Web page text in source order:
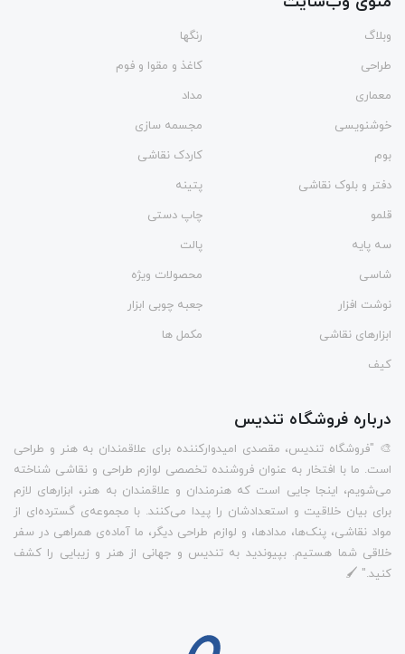
وبلاگ
رنگها
طراحی
کاغذ و مقوا و فوم
معماری
مداد
خوشنویسی
مجسمه سازی
بوم
کاردک نقاشی
دفتر و بلوک نقاشی
پتینه
قلمو
چاپ دستی
سه پایه
پالت
شاسی
محصولات ویژه
نوشت افزار
جعبه چوبی ابزار
ابزارهای نقاشی
مکمل ها
کیف
درباره فروشگاه تندیس
🎨 "فروشگاه تندیس، مقصدی امیدوارکننده برای علاقمندان به هنر و طراحی
است. ما با افتخار به عنوان فروشنده تخصصی لوازم طراحی و نقاشی شناخته
می‌شویم، اینجا جایی است که هنرمندان و علاقمندان به هنر، ابزارهای لازم
برای بیان خلاقیت و استعدادشان را پیدا می‌کنند. با مجموعه‌ی گسترده‌ای از
مواد نقاشی، پنک‌ها، مدادها، و لوازم طراحی دیگر، ما آماده‌ی همراهی در سفر
خلاقی شما هستیم. بپیوندید به تندیس و جهانی از هنر و زیبایی را کشف
کنید." 🖌️